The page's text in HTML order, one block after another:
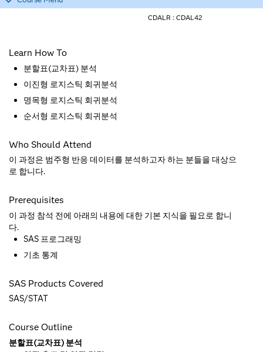
CDALR : CDAL42
Learn How To
분할표(교차표) 분석
이진형 로지스틱 회귀분석
명목형 로지스틱 회귀분석
순서형 로지스틱 회귀분석
Who Should Attend
이 과정은 범주형 반응 데이터를 분석하고자 하는 분들을 대상으
로 합니다.
Prerequisites
이 과정 참석 전에 아래의 내용에 대한 기본 지식을 필요로 합니
다.
SAS 프로그래밍
기초 통계
SAS Products Covered
SAS/STAT
Course Outline
분할표(교차표) 분석